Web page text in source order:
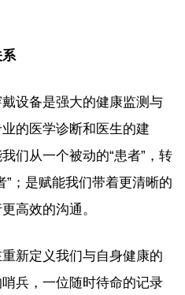
设备是强大的健康监测与
的医学诊断和医生的建
们从一个被动的“患者”，转
”；是赋能我们带着更清晰的
高效的沟通。
新定义我们与自身健康的
兵，一位随时待命的记录